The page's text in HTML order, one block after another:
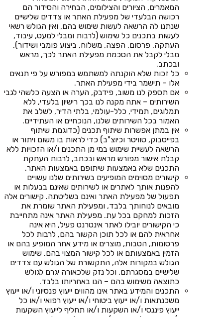
המאמרים, הציורים והצילומים, הבחירה והסידור הם
רכושה הבלעדי של מפעילת האתר או צדדים שלישיים
שנתנו לה הרשאה לעשות שימוש בהם, ואין הגולש רשאי
לעשות בתכנים כל שימוש (לרבות ומבלי למעט, עיבוד,
העתקה, פרסום, הפצה, משלוח, ביצוע פומבי ושידור),
מבלי לקבל את הסכמת מפעילת האתר לכך, מראש
ובכתב.
כל זכות שלא הוקנתה למשתמש במפורש על פי תנאים
אלו – תישמר בידי מפעילת האתר.
אם תספק לנו משוב, פידבק, הערה או הצעה כלשהי לגבי
השירותים – אתה מקנה לנו בכך רישיון בלעדי, ללא
תמלוגים, תמידי, כלל-עולמי, בלתי הדיר, לשלב את
האמור בכל השירותים שלנו, הנוכחיים או העתידיים.
אין במתן אפשרות שיתוף תכנים (כדוגמת שיתוף
בפייסבוק, טוויטר וכיוצ"ב) כדי לראות בו משום ויתור או
הרשאה לעשיית שימוש במי מן התכנים ו/או הזכויות ללא
קבלת אישור מפורש מראש ובכתב, לרבות העתקת
התכנים שלא באמצעות שיתופם באמצעות האתר.
קישורים מסוימים המופיעים בשירותים שלנו עשויים
להפנות אותך לאתרים או לשירותים שאינם בבעלות או
תפעול של מפעילת האתר ואינם בשליטתה. קישורים אלה
מובאים לנוחותך בלבד, ומפעילת האתר שומרת את
הזכות למחקם בכל עת. מפעילת האתר אינה מתחייבת
כי הקישורים יובילו לאתר אינטרנט פעיל, היא אינה
אחראית להם או לכל תוכן הקשור בהם, לרבות לכל
פרסומות, הטבות, מוצרים או מידע אחר המופיע בהם או
הזמין באמצעותם או לכל קישור המצוי בהם. שימוש
הגולש במקורות אלה, התקשורת של הגולש עם צדדים
שלישיים במסגרתם, וכל נזק שלכאורה יגרם לגולש
כתוצאה משימוש בהם – הנו באחריותו בלבד.
התכנים והמידע באתר אינו מהווים ייעוץ פנסיוני ו/או ייעוץ
משכנתאות ו/או ייעוץ ביטוחי ו/או ייעוץ רפואי ו/או כל
ייעוץ פיננסי ו/או השקעות ו/או תחליף לייעוץ השקעות